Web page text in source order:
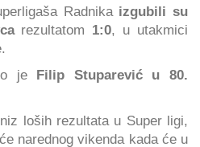
Radnika izgubili su
rezultatom 1:0, u utakmici
je
Filip Stuparević u 80.
loših rezultata u Super ligi,
narednog vikenda kada će u